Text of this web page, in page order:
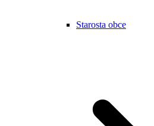
Starosta obce